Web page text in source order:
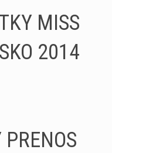
MISS
2014